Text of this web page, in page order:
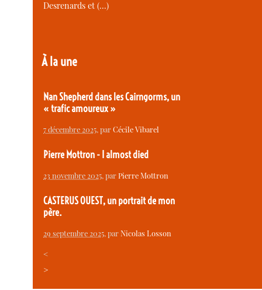
Desrenards et (…)
À la une
Nan Shepherd dans les Cairngorms, un
« trafic amoureux »
7 décembre 2025, parCécile Vibarel
Pierre Mottron - I almost died
23 novembre 2025, parPierre Mottron
CASTERUS OUEST, un portrait de mon
père.
29 septembre 2025, parNicolas Losson
<
>